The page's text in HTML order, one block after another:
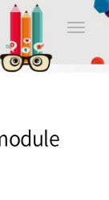
Toggle